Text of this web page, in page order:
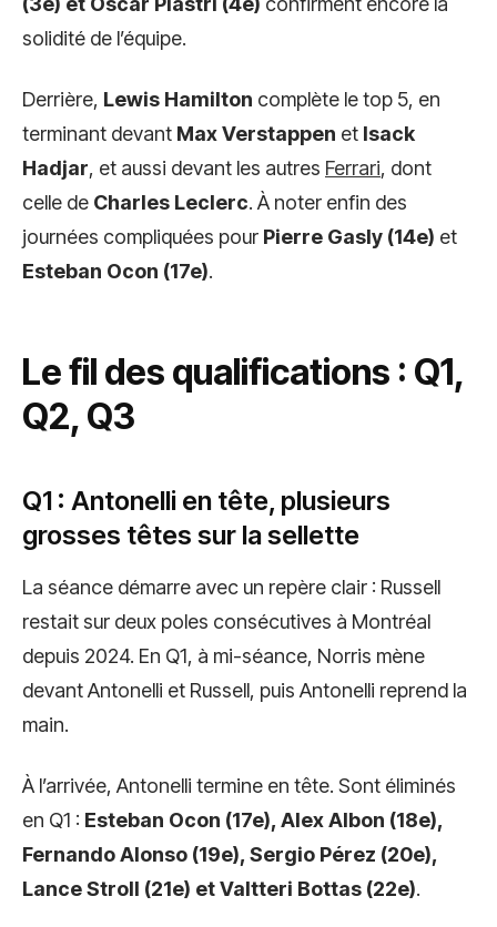
solidité de l’équipe.
Derrière, Lewis Hamilton complète le top 5, en
terminant devant Max Verstappen et Isack
Hadjar, et aussi devant les autres Ferrari, dont
celle de Charles Leclerc. À noter enfin des
journées compliquées pour Pierre Gasly (14e) et
Esteban Ocon (17e).
Le fil des qualifications : Q1,
Q2, Q3
Q1 : Antonelli en tête, plusieurs
grosses têtes sur la sellette
La séance démarre avec un repère clair : Russell
restait sur deux poles consécutives à Montréal
depuis 2024. En Q1, à mi-séance, Norris mène
devant Antonelli et Russell, puis Antonelli reprend la
main.
À l’arrivée, Antonelli termine en tête. Sont éliminés
en Q1 : Esteban Ocon (17e), Alex Albon (18e),
Fernando Alonso (19e), Sergio Pérez (20e),
Lance Stroll (21e) et Valtteri Bottas (22e).